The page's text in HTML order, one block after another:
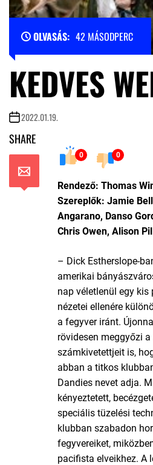
OLVASÁS: 42 MÁSODPERC
KEDVES
2022.01.19.
SHARE
0 0
Rendező: Thomas
Szereplők: Jamie
Angarano, Danso
Chris Owen, Alison
– Dick Estherslope-
amerikai
nap véletlenül egy
nézetei ellenére
a fegyver iránt.
rövidesen meggyőzi
számkivetettjeit is,
abban a titkos
Dandies nevet adja.
kényeztetett,
speciális tüzelési
klubban szabadon
fegyvereiket,
pacifista elveikhez. A